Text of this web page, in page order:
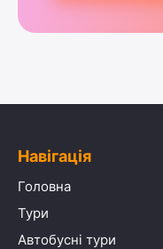
Навігація
Головна
Тури
Автобусні тури